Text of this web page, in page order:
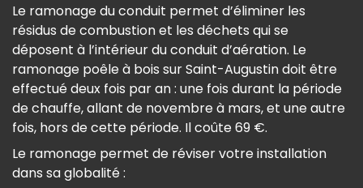
Le ramonage du conduit permet d’éliminer les
résidus de combustion et les déchets qui se
déposent à l’intérieur du conduit d’aération. Le
ramonage poêle à bois sur Saint-Augustin doit être
effectué deux fois par an : une fois durant la période
de chauffe, allant de novembre à mars, et une autre
fois, hors de cette période. Il coûte 69 €.
Le ramonage permet de réviser votre installation
dans sa globalité :